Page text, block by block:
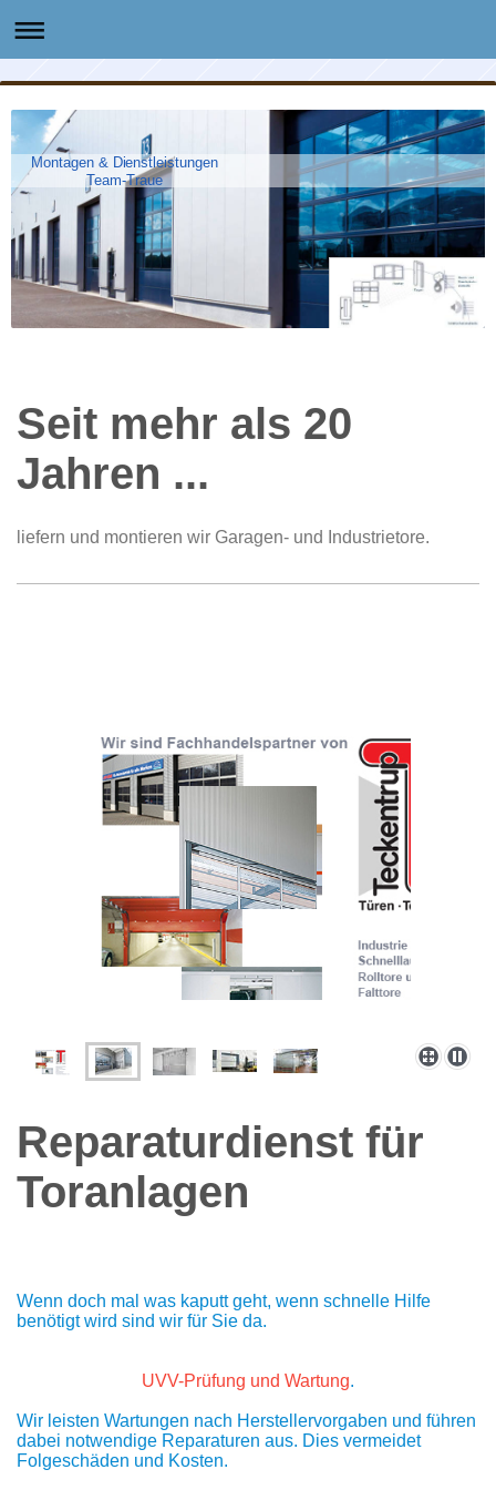
Montagen & Dienstleistungen
Team-Traue
Seit mehr als 20
Jahren ...
liefern und montieren wir Garagen- und Industrietore.
Reparaturdienst für
Toranlagen
Wenn doch mal was kaputt geht, wenn schnelle Hilfe
benötigt wird sind wir für Sie da.
UVV-Prüfung und Wartung.
Wir leisten Wartungen nach Herstellervorgaben und führen
dabei notwendige Reparaturen aus. Dies vermeidet
Folgeschäden und Kosten.